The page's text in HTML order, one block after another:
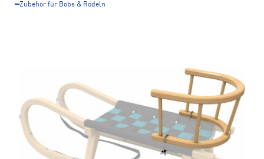
Zubehör für Bobs & Rodeln